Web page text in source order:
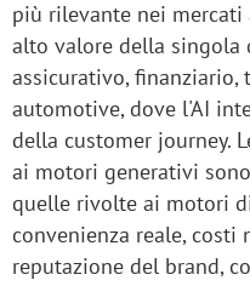
più rilevante nei mercati
alto valore della singola
assicurativo, finanziario,
automotive, dove l'AI
della customer journey.
ai motori generativi
quelle rivolte ai motori
convenienza reale, costi
reputazione del brand,